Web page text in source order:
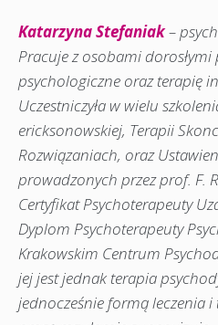
Katarzyna Stefaniak–
Pracuje z osobami
psychologiczne oraz terapię
Uczestniczyła w wielu
ericksonowskiej, Terapii
Rozwiązaniach, oraz
prowadzonych przez prof. F.
Certyfikat Psychoterapeuty
Dyplom Psychoterapeuty
Krakowskim Centrum
jej jest jednak terapia
jednocześnie formą leczenia